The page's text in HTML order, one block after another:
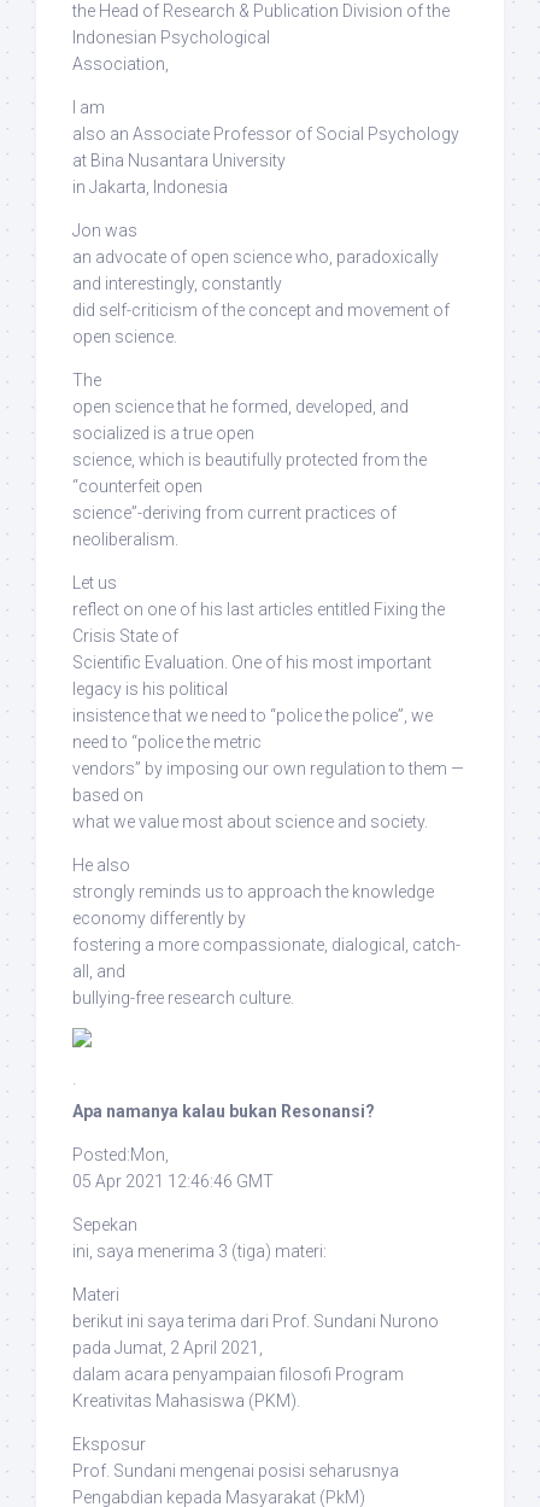
the Head of Research & Publication Division of the
Indonesian Psychological
Association,
I am
also an Associate Professor of Social Psychology
at Bina Nusantara University
in Jakarta, Indonesia
Jon was
an advocate of open science who, paradoxically
and interestingly, constantly
did self-criticism of the concept and movement of
open science.
The
open science that he formed, developed, and
socialized is a true open
science, which is beautifully protected from the
“counterfeit open
science”-deriving from current practices of
neoliberalism.
Let us
reflect on one of his last articles entitled Fixing the
Crisis State of
Scientific Evaluation. One of his most important
legacy is his political
insistence that we need to “police the police”, we
need to “police the metric
vendors” by imposing our own regulation to them —
based on
what we value most about science and society.
He also
strongly reminds usto approach the knowledge
economy differently by
fostering a more compassionate, dialogical, catch-
all, and
bullying-free research culture.
·
Apa namanya kalau bukan Resonansi?
Posted:Mon,
05 Apr 2021 12:46:46 GMT
Sepekan
ini, saya menerima 3 (tiga) materi:
Materi
berikut ini saya terima dari Prof. Sundani Nurono
pada Jumat, 2 April 2021,
dalam acara penyampaian filosofi Program
Kreativitas Mahasiswa (PKM).
Eksposur
Prof. Sundani mengenai posisi seharusnya
Pengabdian kepada Masyarakat (PkM)